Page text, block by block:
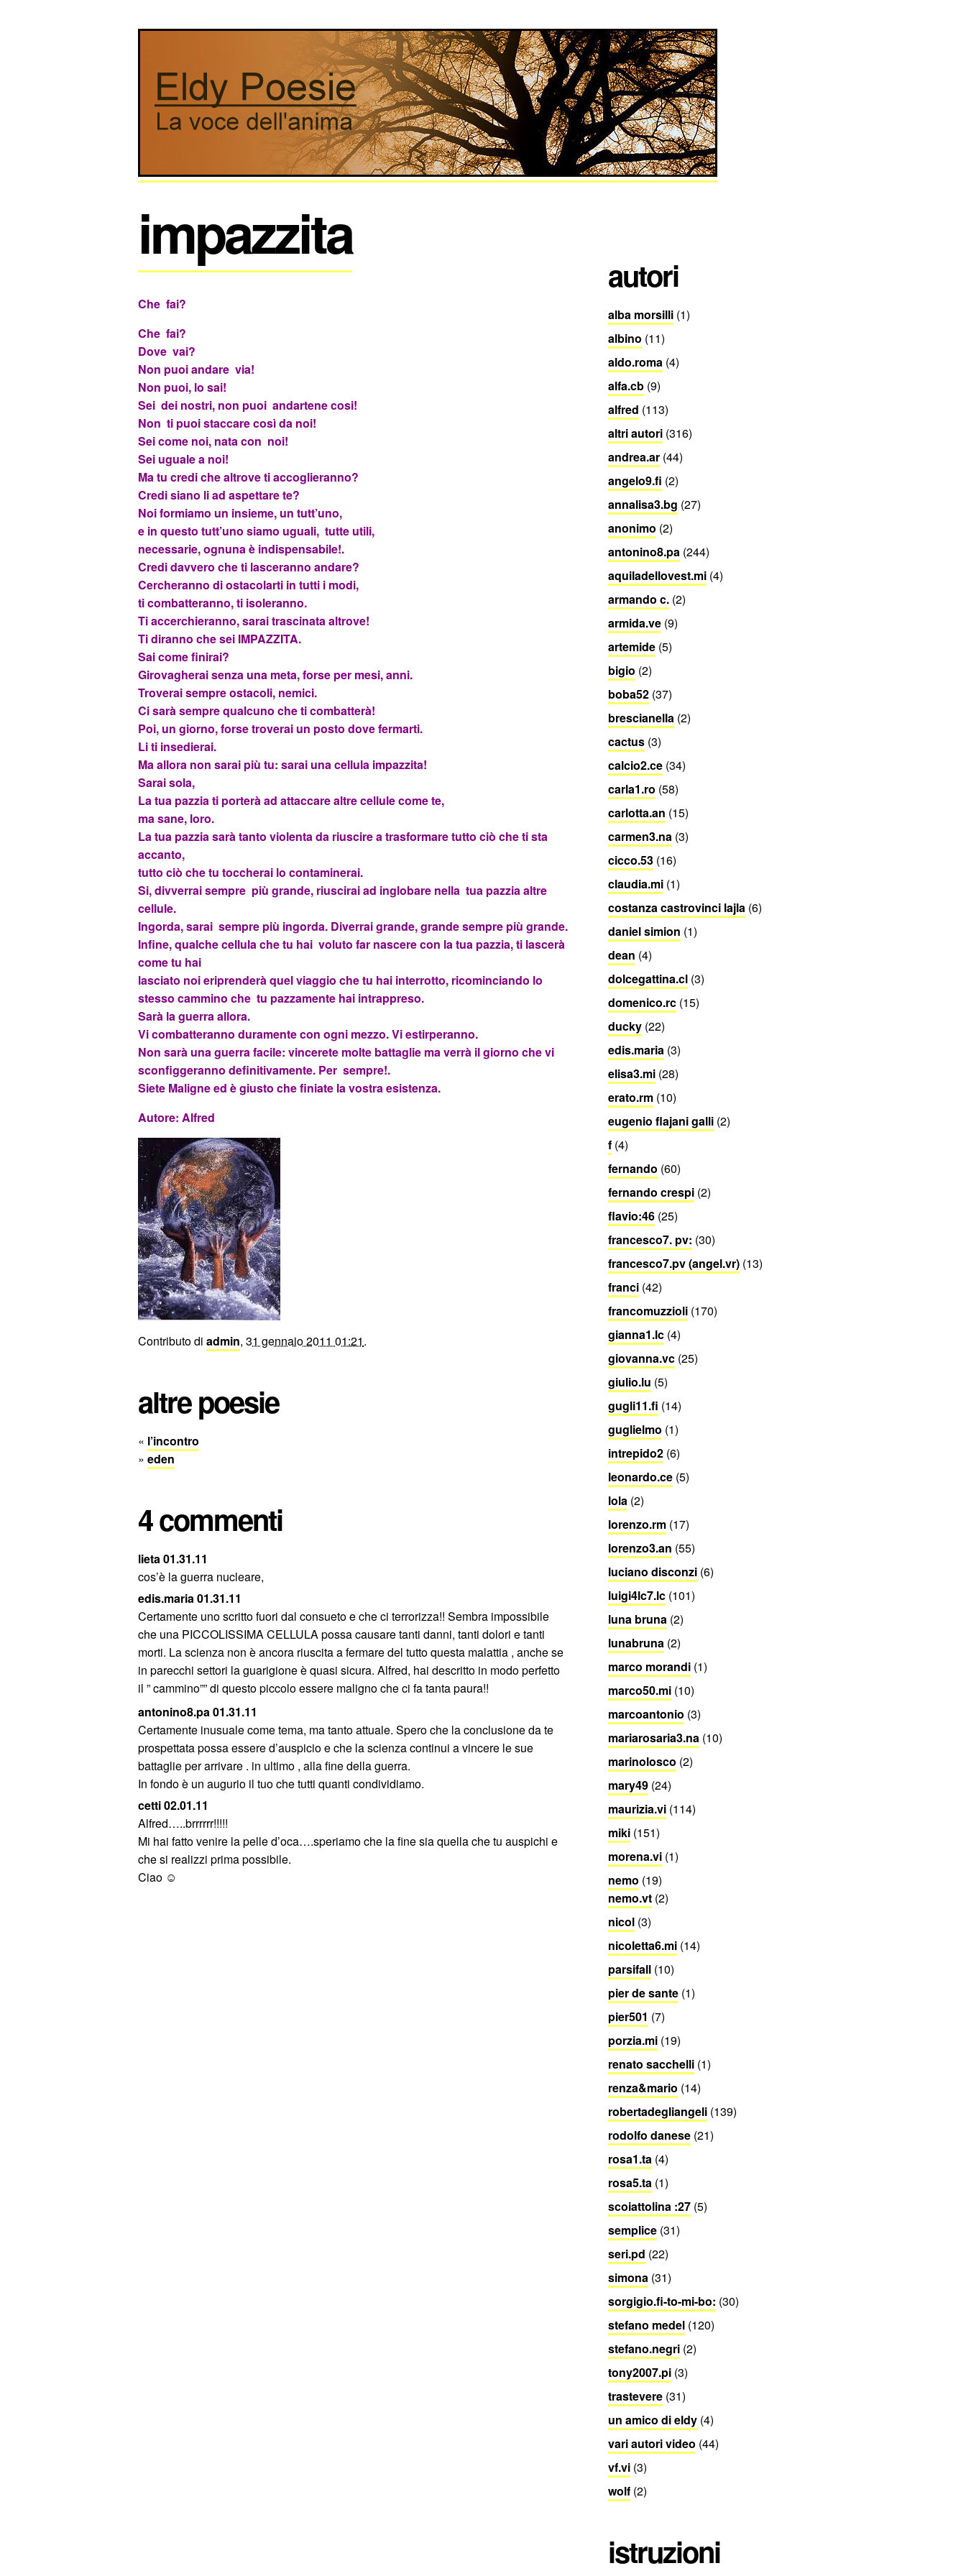
impazzita
Che fai?
Che fai?
Dove vai?
Non puoi andare via!
Non puoi, lo sai!
Sei dei nostri, non puoi andartene cosi!
Non ti puoi staccare così da noi!
Sei come noi, nata con noi!
Sei uguale a noi!
Ma tu credi che altrove ti accoglieranno?
Credi siano li ad aspettare te?
Noi formiamo un insieme, un tutt’uno,
e in questo tutt’uno siamo uguali, tutte utili,
necessarie, ognuna è indispensabile!.
Credi davvero che ti lasceranno andare?
Cercheranno di ostacolarti in tutti i modi,
ti combatteranno, ti isoleranno.
Ti accerchieranno, sarai trascinata altrove!
Ti diranno che sei IMPAZZITA.
Sai come finirai?
Girovagherai senza una meta, forse per mesi, anni.
Troverai sempre ostacoli, nemici.
Ci sarà sempre qualcuno che ti combatterà!
Poi, un giorno, forse troverai un posto dove fermarti.
Li ti insedierai.
Ma allora non sarai più tu: sarai una cellula impazzita!
Sarai sola,
La tua pazzia ti porterà ad attaccare altre cellule come te,
ma sane, loro.
La tua pazzia sarà tanto violenta da riuscire a trasformare tutto ciò che ti sta
accanto,
tutto ciò che tu toccherai lo contaminerai.
Si, divverrai sempre più grande, riuscirai ad inglobare nella tua pazzia altre
cellule.
Ingorda, sarai sempre più ingorda. Diverrai grande, grande sempre più grande.
Infine, qualche cellula che tu hai voluto far nascere con la tua pazzia, ti lascerà
come tu hai
lasciato noi eriprenderà quel viaggio che tu hai interrotto, ricominciando lo
stesso cammino che tu pazzamente hai intrappreso.
Sarà la guerra allora.
Vi combatteranno duramente con ogni mezzo. Vi estirperanno.
Non sarà una guerra facile: vincerete molte battaglie ma verrà il giorno che vi
sconfiggeranno definitivamente. Per sempre!.
Siete Maligne ed è giusto che finiate la vostraesistenza.
Autore: Alfred
Contributo di admin, 31 gennaio 2011 01:21.
altre poesie
« l’incontro
» eden
4 commenti
lieta 01.31.11
cos’è la guerra nucleare,
edis.maria 01.31.11
Certamente uno scritto fuori dal consueto e che ci terrorizza!! Sembra impossibile
che una PICCOLISSIMA CELLULA possa causare tanti danni, tanti dolori e tanti
morti. La scienza non è ancora riuscita a fermare del tutto questa malattia , anche se
in parecchi settori la guarigione è quasi sicura. Alfred, hai descritto in modo perfetto
il ” cammino”” di questo piccolo essere maligno che ci fa tanta paura!!
antonino8.pa 01.31.11
Certamente inusuale come tema, ma tanto attuale. Spero che la conclusione da te
prospettata possa essere d’auspicio e che la scienza continui a vincere le sue
battaglie per arrivare . in ultimo , alla fine della guerra.
In fondo è un augurio il tuo che tutti quanti condividiamo.
cetti 02.01.11
Alfred…..brrrrrr!!!!!
Mi hai fatto venire la pelle d’oca….speriamo che la fine sia quella che tu auspichi e
che si realizzi prima possibile.
Ciao ☺
autori
alba morsilli (1)
albino (11)
aldo.roma (4)
alfa.cb (9)
alfred (113)
altri autori (316)
andrea.ar (44)
angelo9.fi (2)
annalisa3.bg (27)
anonimo (2)
antonino8.pa (244)
aquiladellovest.mi (4)
armando c. (2)
armida.ve (9)
artemide (5)
bigio (2)
boba52 (37)
brescianella (2)
cactus (3)
calcio2.ce (34)
carla1.ro (58)
carlotta.an (15)
carmen3.na (3)
cicco.53 (16)
claudia.mi (1)
costanza castrovinci lajla (6)
daniel simion (1)
dean (4)
dolcegattina.cl (3)
domenico.rc (15)
ducky (22)
edis.maria (3)
elisa3.mi (28)
erato.rm (10)
eugenio flajani galli (2)
f (4)
fernando (60)
fernando crespi (2)
flavio:46 (25)
francesco7. pv: (30)
francesco7.pv (angel.vr) (13)
franci (42)
francomuzzioli (170)
gianna1.lc (4)
giovanna.vc (25)
giulio.lu (5)
gugli11.fi (14)
guglielmo (1)
intrepido2 (6)
leonardo.ce (5)
lola (2)
lorenzo.rm (17)
lorenzo3.an (55)
luciano disconzi (6)
luigi4lc7.lc (101)
luna bruna (2)
lunabruna (2)
marco morandi (1)
marco50.mi (10)
marcoantonio (3)
mariarosaria3.na (10)
marinolosco (2)
mary49 (24)
maurizia.vi (114)
miki (151)
morena.vi (1)
nemo (19)
nemo.vt (2)
nicol (3)
nicoletta6.mi (14)
parsifall (10)
pier de sante (1)
pier501 (7)
porzia.mi (19)
renato sacchelli (1)
renza&mario (14)
robertadegliangeli (139)
rodolfo danese (21)
rosa1.ta (4)
rosa5.ta (1)
scoiattolina :27 (5)
semplice (31)
seri.pd (22)
simona (31)
sorgigio.fi-to-mi-bo: (30)
stefano medel (120)
stefano.negri (2)
tony2007.pi (3)
trastevere (31)
un amico di eldy (4)
vari autori video (44)
vf.vi (3)
wolf (2)
istruzioni